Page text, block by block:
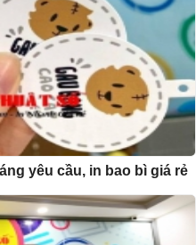
yêu cầu, in bao bì giá rẻ